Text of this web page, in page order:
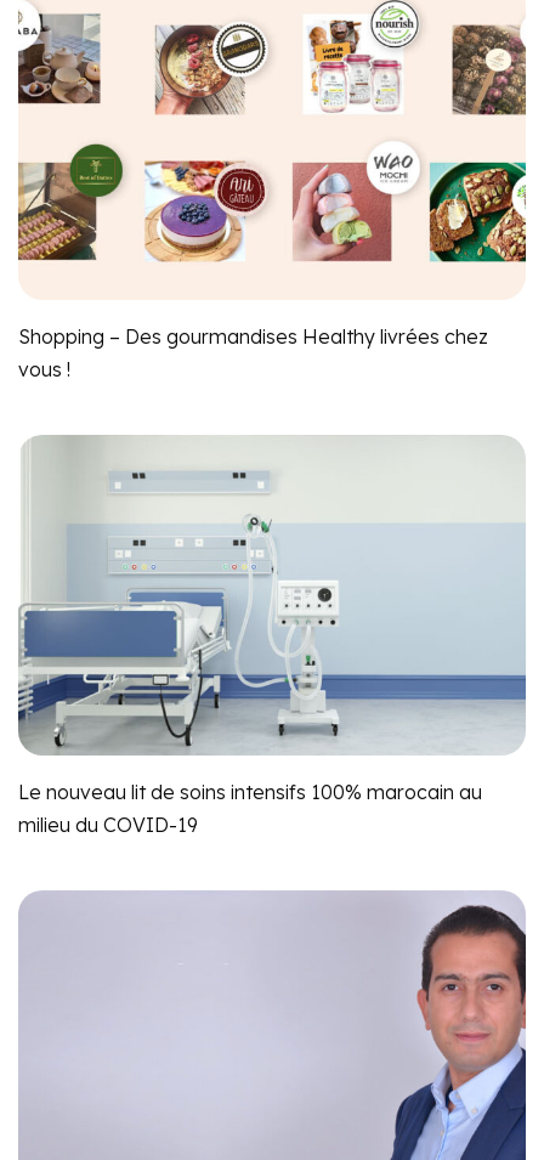
Shopping – Des gourmandises Healthy livrées chez
vous !
Le nouveau lit de soins intensifs 100% marocain au
milieu du COVID-19